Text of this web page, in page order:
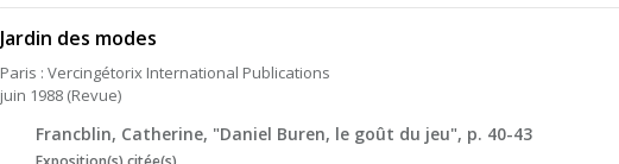
Jardin des modes
Paris : Vercingétorix International Publications
juin 1988 (Revue)
Francblin, Catherine, "Daniel Buren, le goût du jeu", p. 40-43